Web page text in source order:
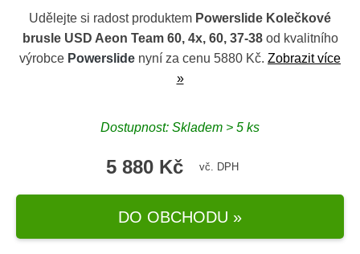
Udělejte si radost produktem Powerslide Kolečkové
brusle USD Aeon Team 60, 4x, 60, 37-38od kvalitního
výrobce Powerslide nyní za cenu 5880 Kč. Zobrazit více
»
Dostupnost: Skladem > 5 ks
5 880 Kč vč. DPH
DO OBCHODU »